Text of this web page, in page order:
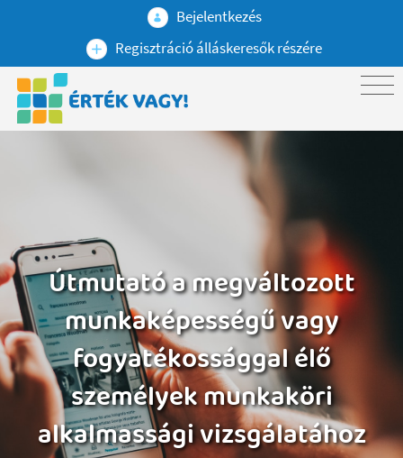
Bejelentkezés
Regisztráció álláskeresők részére
Útmutató a megváltozott
munkaképességű vagy
fogyatékossággal élő
személyek munkaköri
alkalmassági vizsgálatához